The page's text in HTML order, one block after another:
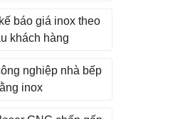
báo giá inox theo
khách hàng
nghiệp nhà bếp
inox